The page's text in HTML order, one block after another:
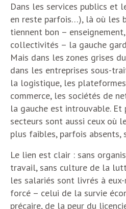
Dans les services publics et
en reste parfois…), là où les
tiennent bon –
collectivités – la gauche
Mais dans les zones grises
dans les entreprises sous-
la logistique, les
commerce, les sociétés de
la gauche est introuvable. Et
secteurs sont aussi ceux où
plus faibles, parfois absents,
Le lien est clair : sans
travail, sans culture de la
les salariés sont livrés à eux-
forcé – celui de la survie
précaire, de la peur du